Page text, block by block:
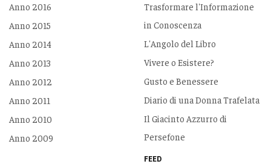
Anno 2016
Anno 2015
Anno 2014
Anno 2013
Anno 2012
Anno 2011
Anno 2010
Anno 2009
Trasformare l'Informazione
in Conoscenza
L'Angolo del Libro
Vivere o Esistere?
Gusto e Benessere
Diario di una Donna Trafelata
Il Giacinto Azzurro di
Persefone
FEED